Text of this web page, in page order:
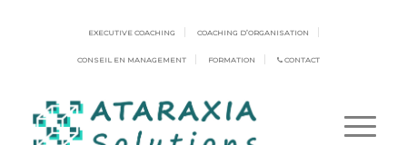
EXECUTIVE COACHING COACHING D’ORGANISATION
CONSEIL EN MANAGEMENT FORMATION CONTACT